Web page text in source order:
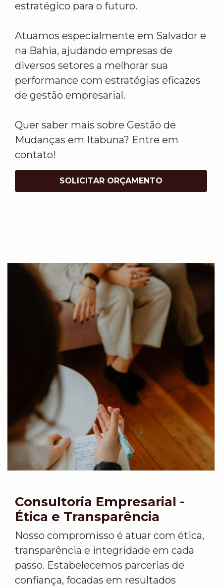
estratégico para o futuro.
Atuamos especialmente em Salvador e
na Bahia, ajudando empresas de
diversos setores a melhorar sua
performance com estratégias eficazes
de gestão empresarial.
Quer saber mais sobre Gestão de
Mudanças em Itabuna? Entre em
contato!
SOLICITAR ORÇAMENTO
Consultoria Empresarial -
Ética e Transparência
Nosso compromisso é atuar com ética,
transparência e integridade em cada
passo. Estabelecemos parcerias de
confiança, focadas em resultados